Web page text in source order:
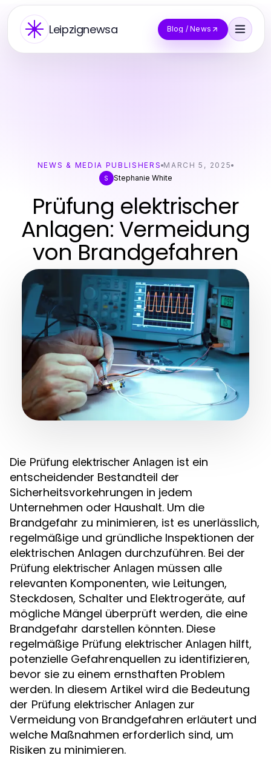
Leipzignewsa Blog / News
NEWS & MEDIA PUBLISHERS MARCH 5, 2025
S
Stephanie White
Prüfung elektrischer
Anlagen: Vermeidung
von Brandgefahren
Die Prüfung elektrischer Anlagen ist ein
entscheidender Bestandteil der
Sicherheitsvorkehrungen in jedem
Unternehmen oder Haushalt. Um die
Brandgefahr zu minimieren, ist es unerlässlich,
regelmäßige und gründliche Inspektionen der
elektrischen Anlagen durchzuführen. Bei der
Prüfung elektrischer Anlagen müssen alle
relevanten Komponenten, wie Leitungen,
Steckdosen, Schalter und Elektrogeräte, auf
mögliche Mängel überprüft werden, die eine
Brandgefahr darstellen könnten. Diese
regelmäßige Prüfung elektrischer Anlagen hilft,
potenzielle Gefahrenquellen zu identifizieren,
bevor sie zu einem ernsthaften Problem
werden. In diesem Artikel wird die Bedeutung
der Prüfung elektrischer Anlagen zur
Vermeidung von Brandgefahren erläutert und
welche Maßnahmen erforderlich sind, um
Risiken zu minimieren.